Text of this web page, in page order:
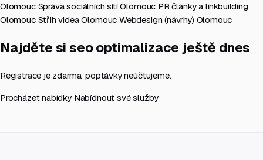
Olomouc Správa sociálních sítí Olomouc PR články a linkbuilding
Olomouc Střih videa Olomouc Webdesign (návrhy) Olomouc
Najděte si seo optimalizace ještě dnes
Registrace je zdarma, poptávky neúčtujeme.
Procházet nabídky Nabídnout své služby